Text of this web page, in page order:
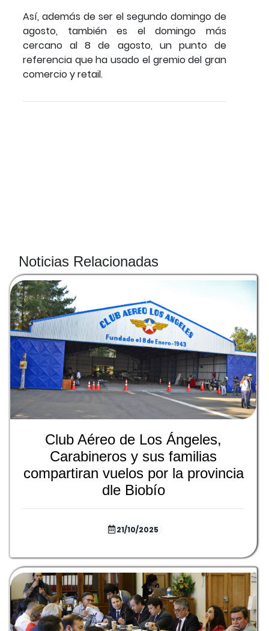
Así, además de ser el segundo domingo de
agosto, también es el domingo más
cercano al 8 de agosto, un punto de
referencia que ha usado el gremio del gran
comercio y retail.
Noticias Relacionadas
Club Aéreo de Los Ángeles,
Carabineros y sus familias
compartiran vuelos por la provincia
dle Biobío
21/10/2025